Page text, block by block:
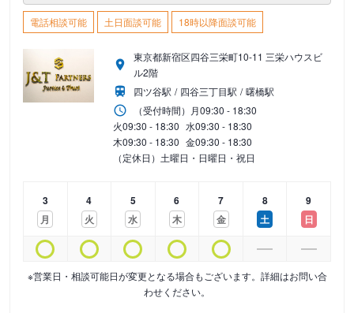
電話相談可能 土日面談可能 18時以降面談可能
東京都新宿区四谷三栄町10-11 三栄ハウスビ
ル2階
四ツ谷駅
四谷三丁目駅
曙橋駅
（受付時間） 月09:30 - 18:30
火09:30 - 18:30 水09:30 - 18:30
木09:30 - 18:30 金09:30 - 18:30
（定休日）土曜日・日曜日・祝日
3
月
4
火
5
水
6
木
7
金
8
土
9
日
※営業日・相談可能日が変更となる場合もございます。詳細はお問い合
わせください。